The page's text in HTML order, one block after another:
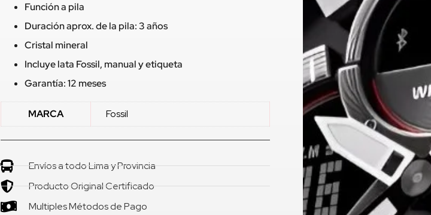
Función a pila
Duración aprox. de la pila: 3 años
Cristal mineral
Incluye lata Fossil, manual y etiqueta
Garantía: 12 meses
MARCA Fossil
Envíos a todo Lima y Provincia
Producto Original Certificado
Multiples Métodos de Pago